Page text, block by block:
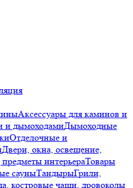
Аксессуары для каминов и
и дымоходамиДымоходные
Отделочные и
Двери, окна, освещение,
интерьераТовары
сауныТандырыГрили,
костровые чаши, дровоколы